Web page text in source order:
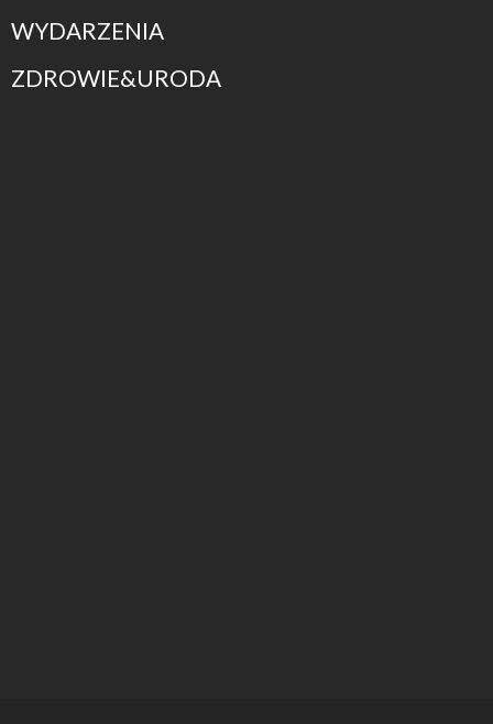
WYDARZENIA
ZDROWIE&URODA